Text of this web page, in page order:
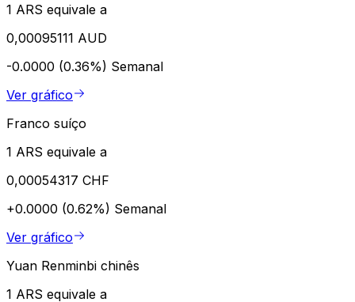
1 ARS equivale a
0,00095111 AUD
-0.0000 (0.36%) Semanal
Ver gráfico
Franco suíço
1 ARS equivale a
0,00054317 CHF
+0.0000 (0.62%) Semanal
Ver gráfico
Yuan Renminbi chinês
1 ARS equivale a